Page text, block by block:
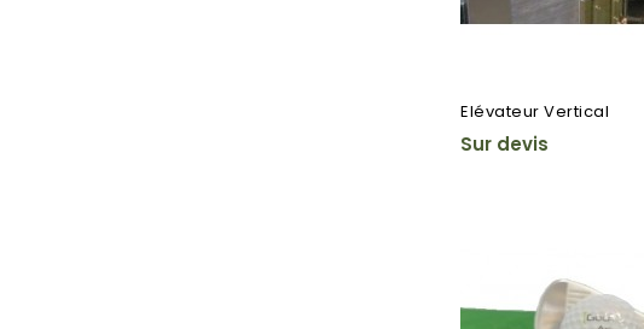
Elévateur Vertical
Sur devis